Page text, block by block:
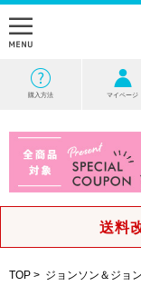
購入方法 マイページ
送料
TOP > ジョンソン＆ジョ